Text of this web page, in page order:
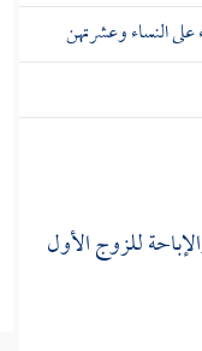
على النساء وعشرتهن
للزوج الأول